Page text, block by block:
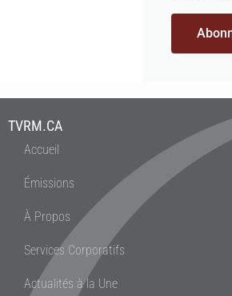
TVRM.CA
Accueil
Émissions
À Propos
Services Corporatifs
Actualités à la Une